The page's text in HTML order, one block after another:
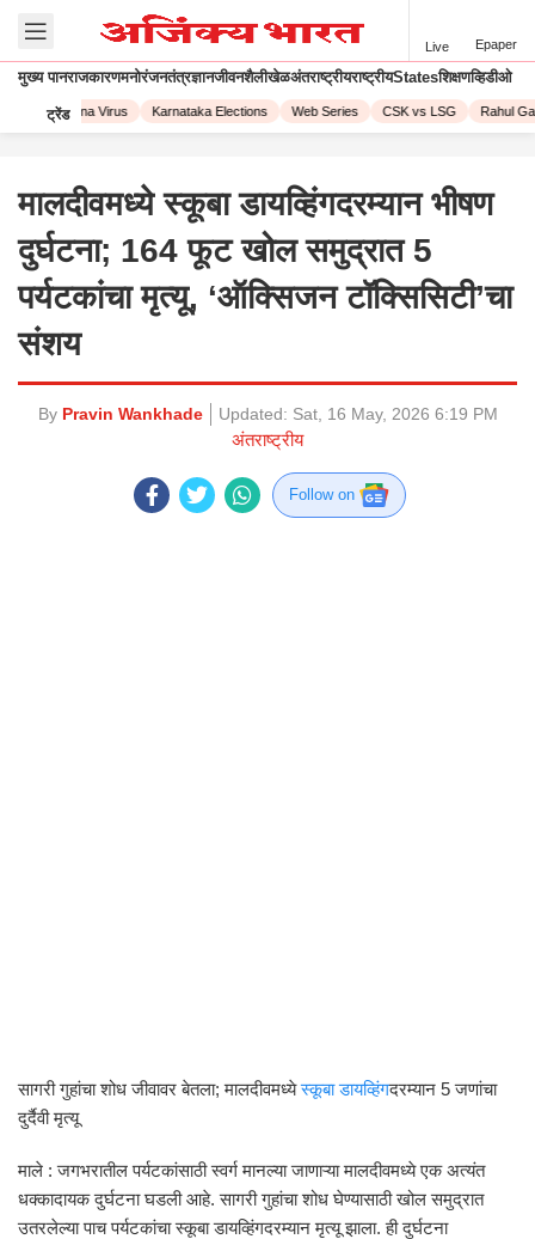
Live Epaper
मुख्य पानराजकारणमनोरंजनतंत्रज्ञानजीवनशैलीखेळअंतराष्ट्रीयराष्ट्रीयStatesशिक्षणव्हिडीओ
ट्रेंड
Corona Virus Karnataka Elections Web Series CSK vs LSG Rahul
मालदीवमध्ये स्कूबा डायव्हिंगदरम्यान भीषण
दुर्घटना; 164 फूट खोल समुद्रात 5
पर्यटकांचा मृत्यू, ‘ऑक्सिजन टॉक्सिसिटी’चा
संशय
By Pravin Wankhade Updated: Sat, 16 May, 2026 6:19 PM
अंतराष्ट्रीय
Follow on
सागरी गुहांचा शोध जीवावर बेतला; मालदीवमध्येस्कूबा डायव्हिंगदरम्यान 5 जणांचा
दुर्दैवी मृत्यू
माले : जगभरातील पर्यटकांसाठी स्वर्ग मानल्या जाणाऱ्या मालदीवमध्ये एक अत्यंत
धक्कादायक दुर्घटना घडली आहे. सागरी गुहांचा शोध घेण्यासाठी खोल समुद्रात
उतरलेल्या पाच पर्यटकांचा स्कूबा डायव्हिंगदरम्यान मृत्यू झाला. ही दुर्घटना